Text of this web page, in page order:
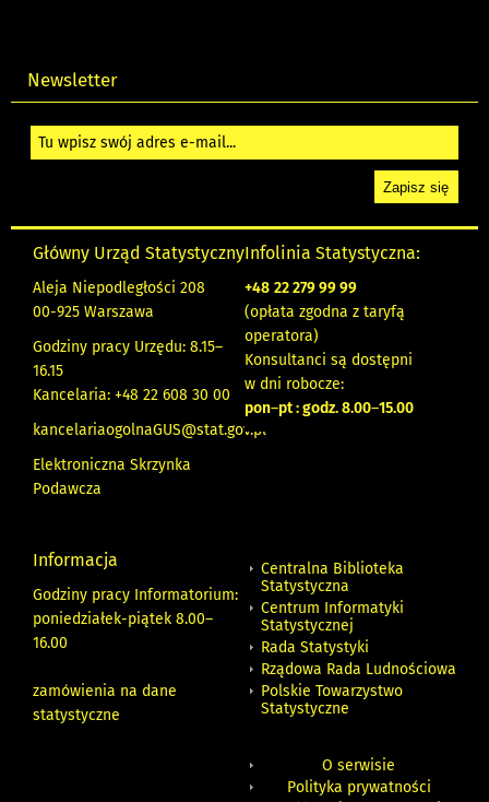
Newsletter
Główny Urząd Statystyczny
Aleja Niepodległości 208
00-925 Warszawa
Godziny pracy Urzędu: 8.15–
16.15
Kancelaria: +48 22 608 30 00
kancelariaogolnaGUS@stat.gov.pl
Elektroniczna Skrzynka
Podawcza
Infolinia Statystyczna:
+48 22 279 99 99
(opłata zgodna z taryfą
operatora)
Konsultanci są dostępni
w dni robocze:
pon–pt : godz. 8.00–15.00
Informacja
Godziny pracy Informatorium:
poniedziałek-piątek 8.00–
16.00
zamówienia na dane
statystyczne
Centralna Biblioteka
Statystyczna
Centrum Informatyki
Statystycznej
Rada Statystyki
Rządowa Rada Ludnościowa
Polskie Towarzystwo
Statystyczne
O serwisie
Polityka prywatności